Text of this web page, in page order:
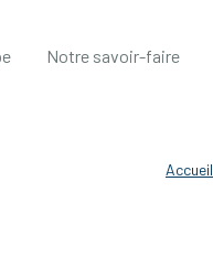
Notre savoir-faire
Accueil